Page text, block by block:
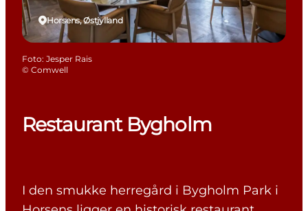
Restaurant Bygholm
I den smukke herregård i Bygholm Park i
Horsens, Østjylland
Foto: Jesper Rais
© Comwell